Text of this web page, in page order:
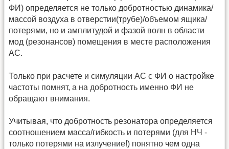
ФИ) определяется не только добротностью динамика/
массой воздуха в отверстии(трубе)/объемом ящика/
потерями, но и амплитудой и фазой волн в области
мод (резонансов) помещения в месте расположения
АС.
Только при расчете и симуляции АС с ФИ о настройке
частоты помнят, а на добротность именно ФИ не
обращают внимания.
Учитывая, что добротность резонатора определяется
соотношением масса/гибкость и потерями (для НЧ -
только потерями на излучение!) понятно чем одна